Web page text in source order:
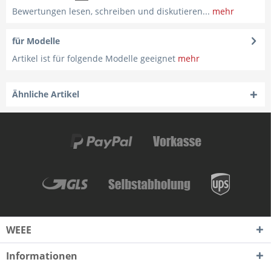
Bewertungen lesen, schreiben und diskutieren... mehr
für Modelle
Artikel ist für folgende Modelle geeignet mehr
Ähnliche Artikel
WEEE
Informationen